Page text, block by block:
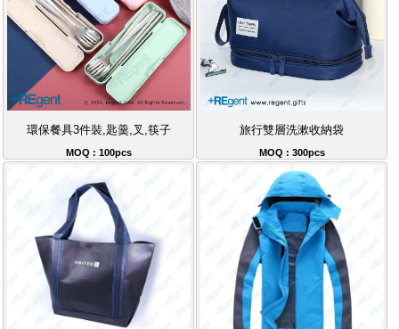
環保餐具3件裝,匙羹,叉,筷子
MOQ : 100pcs
旅行雙層洗漱收納袋
MOQ : 300pcs